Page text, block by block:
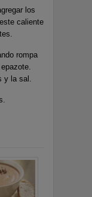
los
caliente
rompa
y la sal.